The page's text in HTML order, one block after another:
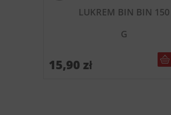
LUKREM BIN BIN 150
G
15,90 zł